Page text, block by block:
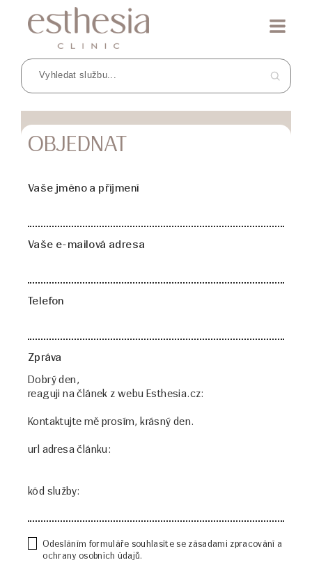
OBJEDNAT
Vaše jméno a příjmení
Vaše e-mailová adresa
Telefon
Zpráva
Odesláním formuláře souhlasíte se zásadami zpracování a
ochrany osobních údajů.